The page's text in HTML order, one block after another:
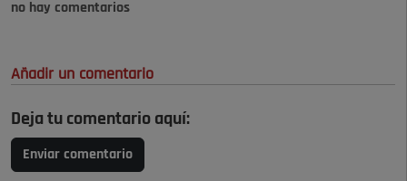
no hay comentarios
Añadir un comentario
Deja tu comentario aquí:
Enviar comentario